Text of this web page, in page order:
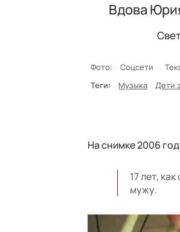
Вдова
Фото: Соцсети
Теги:
Музыка Дети
На снимке 2006
17 лет,
мужу.